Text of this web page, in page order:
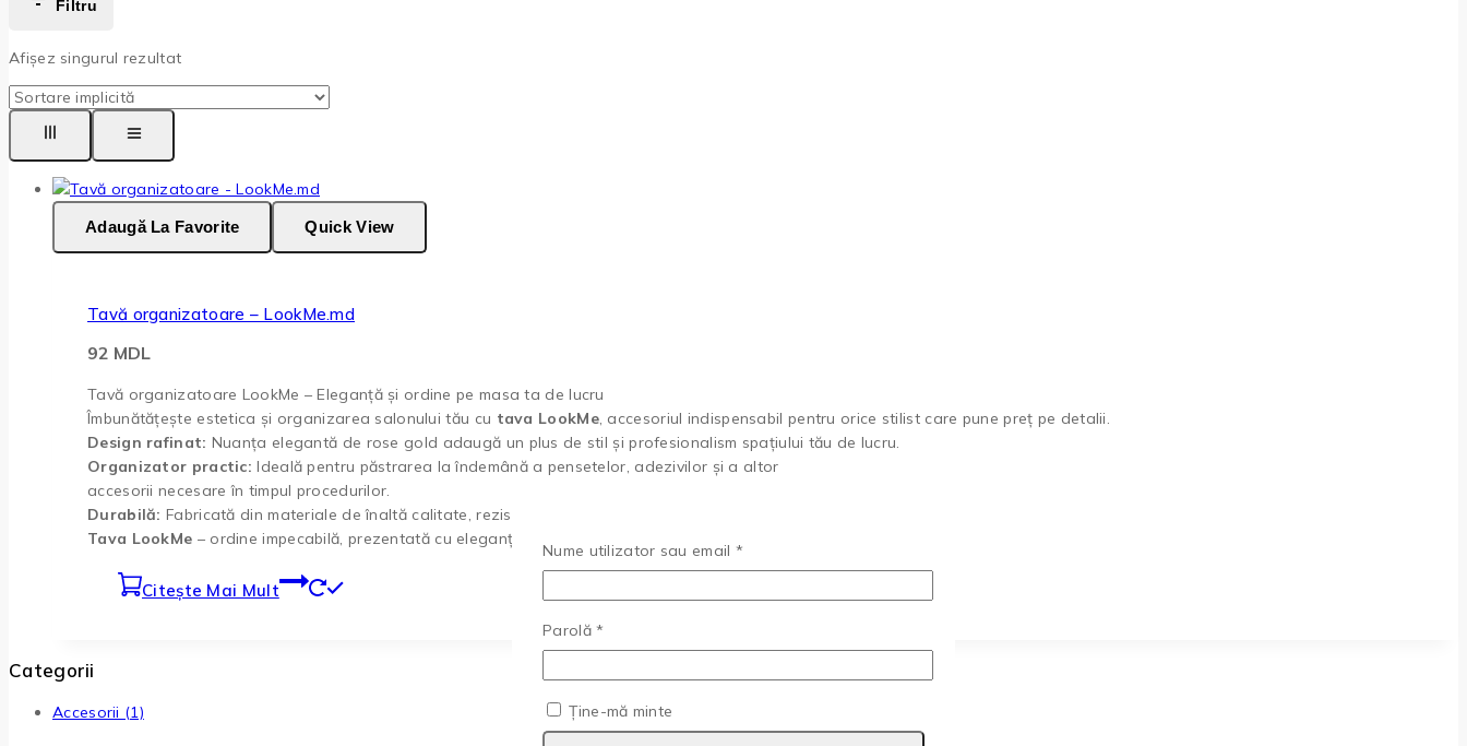
Filtru
Afișez singurul rezultat
Adaugă La Favorite Quick View
Tavă organizatoare – LookMe.md
92 MDL
Tavă organizatoare LookMe – Eleganță și ordine pe masa ta de lucru
Îmbunătățește estetica și organizarea salonului tău cu tava LookMe, accesoriul indispensabil pentru orice stilist care pune preț pe detalii.
Design rafinat: Nuanța elegantă de rose gold adaugă un plus de stil și profesionalism spațiului tău de lucru.
Organizator practic: Ideală pentru păstrarea la îndemână a pensetelor, adezivilor și a altor
accesorii necesare în timpul procedurilor.
Durabilă: Fabricată din materiale de înaltă calitate, rezistentă la utilizarea zilnică.
Tava LookMe – ordine impecabilă, prezentată cu eleganță!
Citește Mai Mult
Categorii
Accesorii (1)
Nume utilizator sau email *
Parolă*
Ține-mă minte